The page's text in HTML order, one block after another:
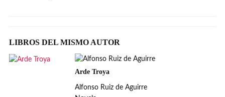
LIBROS DEL MISMO AUTOR
Arde Troya
Alfonso Ruiz de Aguirre